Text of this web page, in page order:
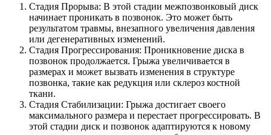
Стадия Прорыва: В этой стадии межпозвонковый диск
начинает проникать в позвонок. Это может быть
результатом травмы, внезапного увеличения давления
или дегенеративных изменений.
Стадия Прогрессирования: Проникновение диска в
позвонок продолжается. Грыжа увеличивается в
размерах и может вызвать изменения в структуре
позвонка, такие как редукция или склероз костной
ткани.
Стадия Стабилизации: Грыжа достигает своего
максимального размера и перестает прогрессировать. В
этой стадии диск и позвонок адаптируются к новому